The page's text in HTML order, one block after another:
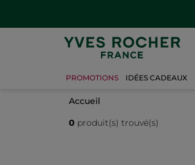
PROMOTIONS IDÉES CADEAUX
Accueil
0 produit(s) trouvé(s)